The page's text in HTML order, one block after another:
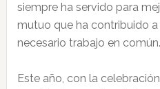
siempre ha servido para
mutuo que ha contribuido
necesario trabajo en común.
Este año, con la